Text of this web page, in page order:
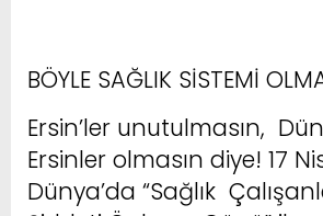
BÖYLE SAĞLIK SİSTEMİ
Ersin’ler unutulmasın,
Ersinler olmasın diye! 17
Dünya’da “Sağlık